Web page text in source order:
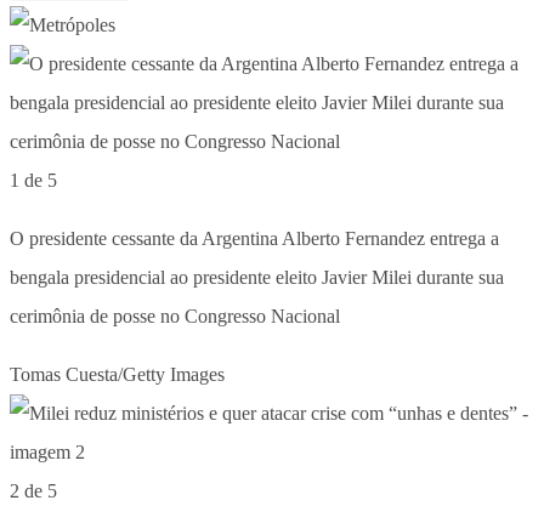
1 de 5
O presidente cessante da Argentina Alberto Fernandez entrega a
bengala presidencial ao presidente eleito Javier Milei durante sua
cerimônia de posse no Congresso Nacional
Tomas Cuesta/Getty Images
2 de 5